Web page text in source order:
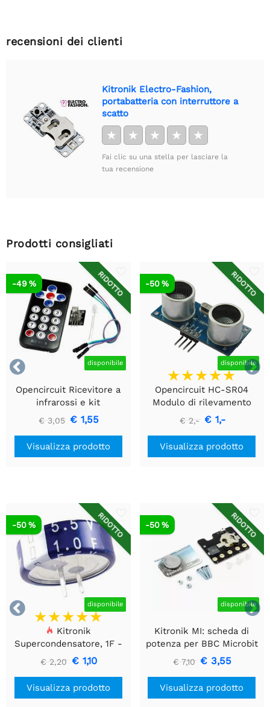
recensioni dei clienti
Kitronik Electro-Fashion,
portabatteria con interruttore a
scatto
★ ★ ★ ★ ★
Fai clic su una stella per lasciare la
tua recensione
Prodotti consigliati


RIDOTTO
disponibile
-49 %
Opencircuit Ricevitore a
infrarossi e kit
telecomando
€ 3,05 € 1,55
Visualizza prodotto
RIDOTTO
disponibile
-50 %
Opencircuit HC-SR04
Modulo di rilevamento
della distanza ad
ultrasuoni
€ 2,- € 1,-
Visualizza prodotto


RIDOTTO
disponibile
-50 %
Kitronik
Supercondensatore, 1F -
5,5V - 1 pezzo
€ 2,20 € 1,10
Visualizza prodotto
RIDOTTO
disponibile
-50 %
Kitronik MI: scheda di
potenza per BBC Microbit
V2
€ 7,10 € 3,55
Visualizza prodotto